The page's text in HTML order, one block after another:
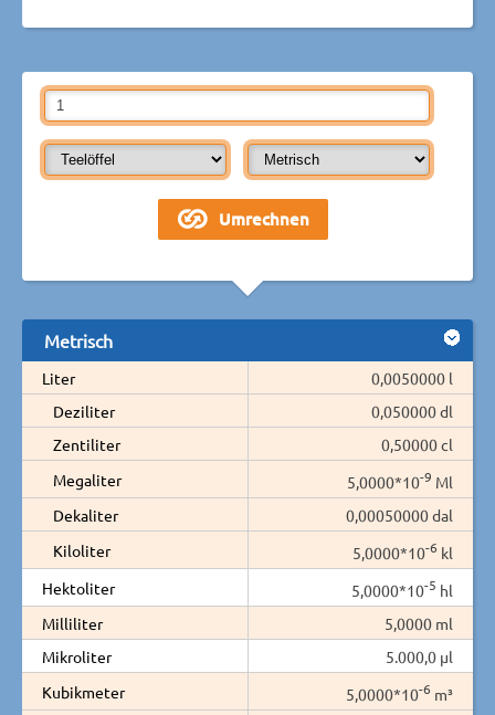
Metrisch
Liter
0,0050000 l
Deziliter
0,050000 dl
Zentiliter
0,50000 cl
Megaliter
5,0000*10-9 Ml
Dekaliter
0,00050000 dal
Kiloliter
5,0000*10-6 kl
Hektoliter
5,0000*10-5 hl
Milliliter
5,0000 ml
Mikroliter
5.000,0 µl
Kubikmeter
5,0000*10-6 m³